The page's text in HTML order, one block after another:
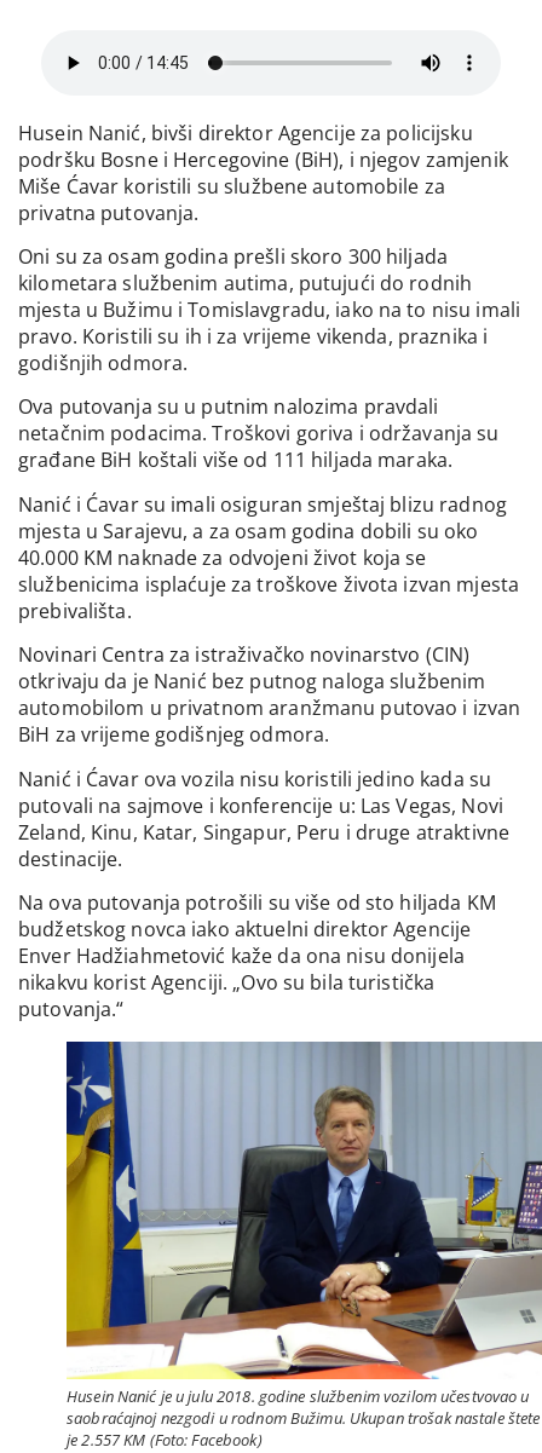
Husein Nanić, bivši direktor Agencije za policijsku
podršku Bosne i Hercegovine (BiH), i njegov zamjenik
Miše Ćavar koristili su službene automobile za
privatna putovanja.
Oni su za osam godina prešli skoro 300 hiljada
kilometara službenim autima, putujući do rodnih
mjesta u Bužimu i Tomislavgradu, iako na to nisu imali
pravo. Koristili su ih i za vrijeme vikenda, praznika i
godišnjih odmora.
Ova putovanja su u putnim nalozima pravdali
netačnim podacima. Troškovi goriva i održavanja su
građane BiH koštali više od 111 hiljada maraka.
Nanić i Ćavar su imali osiguran smještaj blizu radnog
mjesta u Sarajevu, a za osam godina dobili su oko
40.000 KM naknade za odvojeni život koja se
službenicima isplaćuje za troškove života izvan mjesta
prebivališta.
Novinari Centra za istraživačko novinarstvo (CIN)
otkrivaju da je Nanić bez putnog naloga službenim
automobilom u privatnom aranžmanu putovao i izvan
BiH za vrijeme godišnjeg odmora.
Nanić i Ćavar ova vozila nisu koristili jedino kada su
putovali na sajmove i konferencije u: Las Vegas, Novi
Zeland, Kinu, Katar, Singapur, Peru i druge atraktivne
destinacije.
Na ova putovanja potrošili su više od sto hiljada KM
budžetskog novca iako aktuelni direktor Agencije
Enver Hadžiahmetović kaže da ona nisu donijela
nikakvu korist Agenciji. „Ovo su bila turistička
putovanja.“
Husein Nanić je u julu 2018. godine službenim vozilom učestvovao u
saobraćajnoj nezgodi u rodnom Bužimu. Ukupan trošak nastale
je 2.557 KM (Foto: Facebook)